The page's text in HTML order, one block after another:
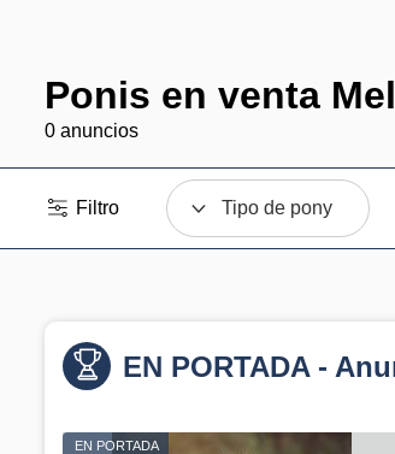
Ponis en venta
0 anuncios
Filtro Tipo de pony
EN PORTADA -
EN PORTADA